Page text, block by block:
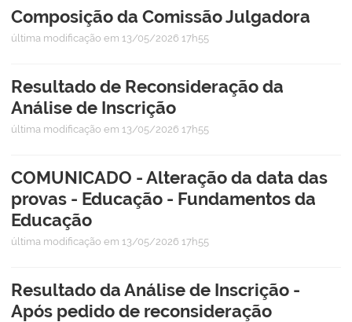
Composição da Comissão Julgadora
última modificação em 13/05/2026 17h55
Resultado de Reconsideração da
Análise de Inscrição
última modificação em 13/05/2026 17h55
COMUNICADO - Alteração da data das
provas - Educação - Fundamentos da
Educação
última modificação em 13/05/2026 17h55
Resultado da Análise de Inscrição -
Após pedido de reconsideração